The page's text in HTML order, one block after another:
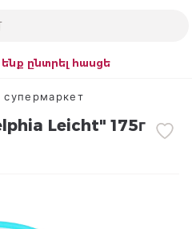
ընտրել հասցե
Leicht" 175г